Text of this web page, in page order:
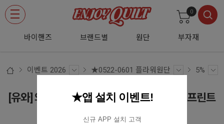
바이핸즈 브랜드별 원단 부자재
0
이벤트 2026 ★0522-0601 플라워원단 5%
[유와] 와시자와 레이코 링아링오 로즈 셔팅 프린트
★앱 설치 이벤트!
신규 APP 설치 고객